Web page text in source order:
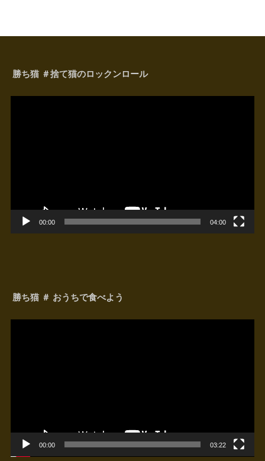
勝ち猫 ＃捨て猫のロックンロール
00:00 04:00
勝ち猫 ＃ おうちで食べよう
00:00 03:22